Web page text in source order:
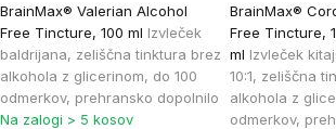
BrainMax® Valerian Alcohol
Free Tincture, 100 ml Izvleček
baldrijana, zeliščna tinktura brez
alkohola z glicerinom, do 100
odmerkov, prehransko dopolnilo
Na zalogi > 5 kosov
BrainMax®
Free Tincture,
ml Izvleček
10:1, zeliščna
alkohola z
odmerkov,